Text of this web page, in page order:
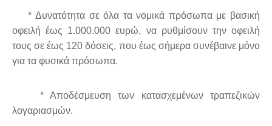
* Δυνατότητα σε όλα τα νομικά πρόσωπα με βασική
οφειλή έως 1.000.000 ευρώ, να ρυθμίσουν την οφειλή
τους σε έως 120 δόσεις, που έως σήμερα συνέβαινε μόνο
για τα φυσικά πρόσωπα.
* Αποδέσμευση των κατασχεμένων τραπεζικών
λογαριασμών.